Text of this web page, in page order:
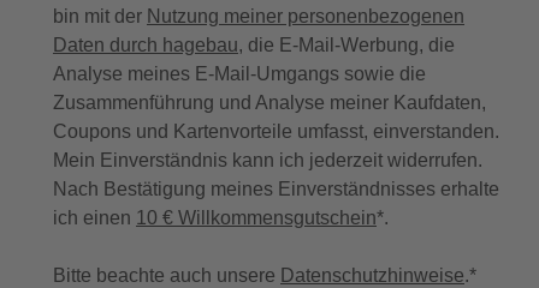
bin mit der Nutzung meiner personenbezogenen
Daten durch hagebau, die E-Mail-Werbung, die
Analyse meines E-Mail-Umgangs sowie die
Zusammenführung und Analyse meiner Kaufdaten,
Coupons und Kartenvorteile umfasst, einverstanden.
Mein Einverständnis kann ich jederzeit widerrufen.
Nach Bestätigung meines Einverständnisses erhalte
ich einen 10 € Willkommensgutschein*.
Bitte beachte auch unsere Datenschutzhinweise.